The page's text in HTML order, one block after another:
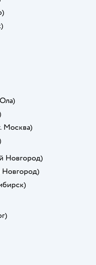
Москва)
Новгород)